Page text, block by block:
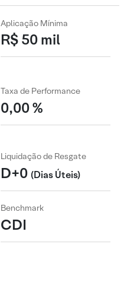
Aplicação Mínima
R$ 50 mil
Taxa de Performance
0,00 %
Liquidação de Resgate
D+0 (Dias Úteis)
Benchmark
CDI